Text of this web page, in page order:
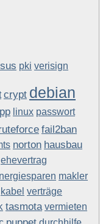
pki verisign
crypt debian
linux passwort
fail2ban
norton hausbau
ehevertrag
makler
kabel verträge
tasmota vermieten